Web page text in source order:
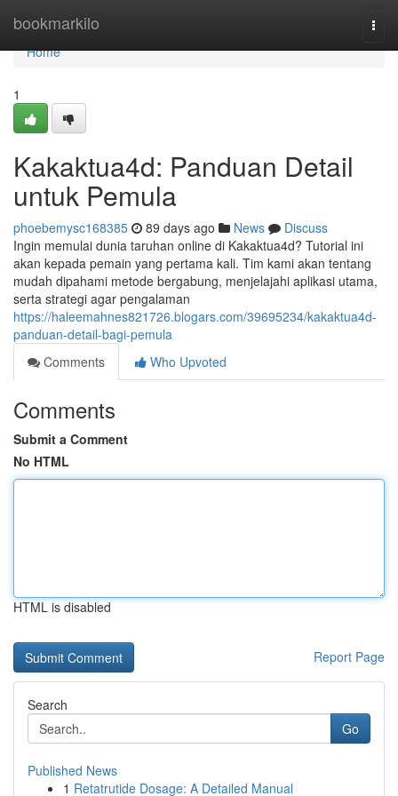
bookmarkilo
Home
Home
1
Kakaktua4d: Panduan Detail
untuk Pemula
phoebemysc168385 89 days ago News
Discuss
Ingin memulai dunia taruhan online di Kakaktua4d? Tutorial ini
akan kepada pemain yang pertama kali. Tim kami akan tentang
mudah dipahami metode bergabung, menjelajahi aplikasi utama,
serta strategi agar pengalaman
https://haleemahnes821726.blogars.com/39695234/kakaktua4d-
panduan-detail-bagi-pemula
Comments
Who Upvoted
Comments
Submit a Comment
No HTML
HTML is disabled
Report Page
Search
Go
Published News
1 Retatrutide Dosage: A Detailed Manual